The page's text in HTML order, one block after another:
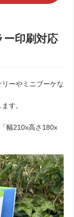
印刷対応
ーやミニブーケな
す。
幅210x高さ180x